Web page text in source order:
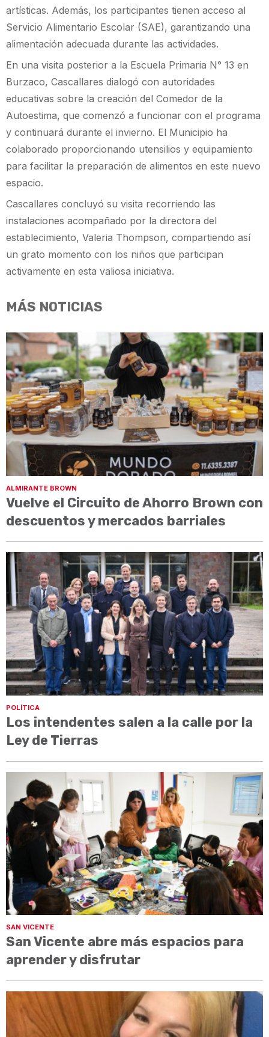
artísticas. Además, los participantes tienen acceso al
Servicio Alimentario Escolar (SAE), garantizando una
alimentación adecuada durante las actividades.
En una visita posterior a la Escuela Primaria N° 13 en
Burzaco, Cascallares dialogó con autoridades
educativas sobre la creación del Comedor de la
Autoestima, que comenzó a funcionar con el programa
y continuará durante el invierno. El Municipio ha
colaborado proporcionando utensilios y equipamiento
para facilitar la preparación de alimentos en este nuevo
espacio.
Cascallares concluyó su visita recorriendo las
instalaciones acompañado por la directora del
establecimiento, Valeria Thompson, compartiendo así
un grato momento con los niños que participan
activamente en esta valiosa iniciativa.
MÁS NOTICIAS
ALMIRANTE BROWN
Vuelve el Circuito de Ahorro Brown con
descuentos y mercados barriales
POLÍTICA
Los intendentes salen a la calle por la
Ley de Tierras
SAN VICENTE
San Vicente abre más espacios para
aprender y disfrutar